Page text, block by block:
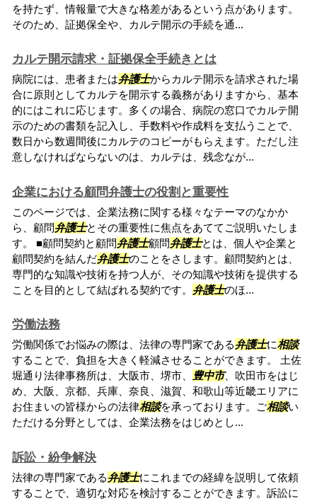
を持たず、情報量で大きな格差があるという点があります。
そのため、証拠保全や、カルテ開示の手続を通...
カルテ開示請求・証拠保全手続きとは
病院には、患者または弁護士からカルテ開示を請求された場
合に原則としてカルテを開示する義務がありますから、基本
的にはこれに応じます。多くの場合、病院の窓口でカルテ開
示のための書類を記入し、手数料や作成料を支払うことで、
数日から数週間後にカルテのコピーがもらえます。ただし注
意しなければならないのは、カルテは、残念なが...
企業における顧問弁護士の役割と重要性
このページでは、企業法務に関する様々なテーマのなかか
ら、顧問弁護士とその重要性に焦点をあててご説明いたしま
す。 ■顧問契約と顧問弁護士顧問弁護士とは、個人や企業と
顧問契約を結んだ弁護士のことをさします。顧問契約とは、
専門的な知識や技術を持つ人が、その知識や技術を提供する
ことを目的として結ばれる契約です。 弁護士のほ...
労働法務
労働関係でお悩みの際は、法律の専門家である弁護士に相談
することで、負担を大きく軽減させることができます。 土佐
堀通り法律事務所は、大阪市、堺市、
豊中市、吹田市をはじ
め、大阪、京都、兵庫、奈良、滋賀、和歌山等近畿エリアに
お住まいの皆様からの法律相談を承っております。ご相談い
ただける分野としては、企業法務をはじめとし...
訴訟・紛争解決
法律の専門家である弁護士にこれまでの経緯を説明して依頼
することで、適切な対応を検討することができます。訴訟に